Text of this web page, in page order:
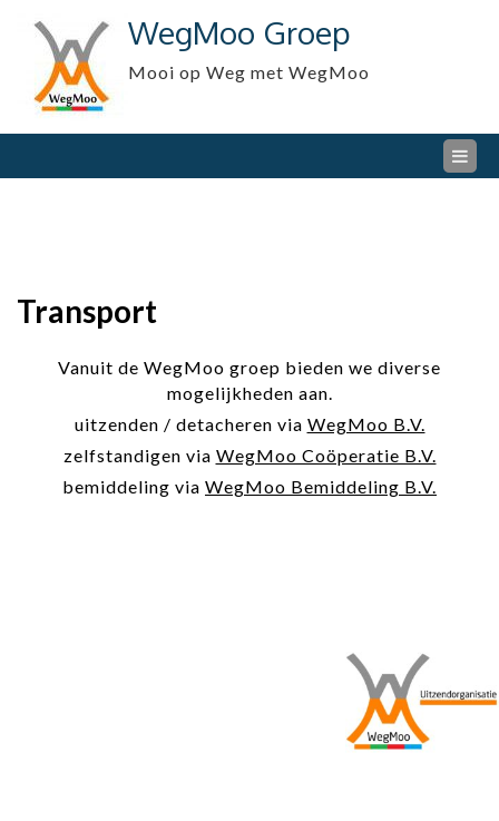
content
WegMoo Groep
Mooi op Weg met WegMoo
Transport
Vanuit de WegMoo groep bieden we diverse
mogelijkheden aan.
uitzenden / detacheren via WegMoo B.V.
zelfstandigen via WegMoo Coöperatie B.V.
bemiddeling via WegMoo Bemiddeling B.V.